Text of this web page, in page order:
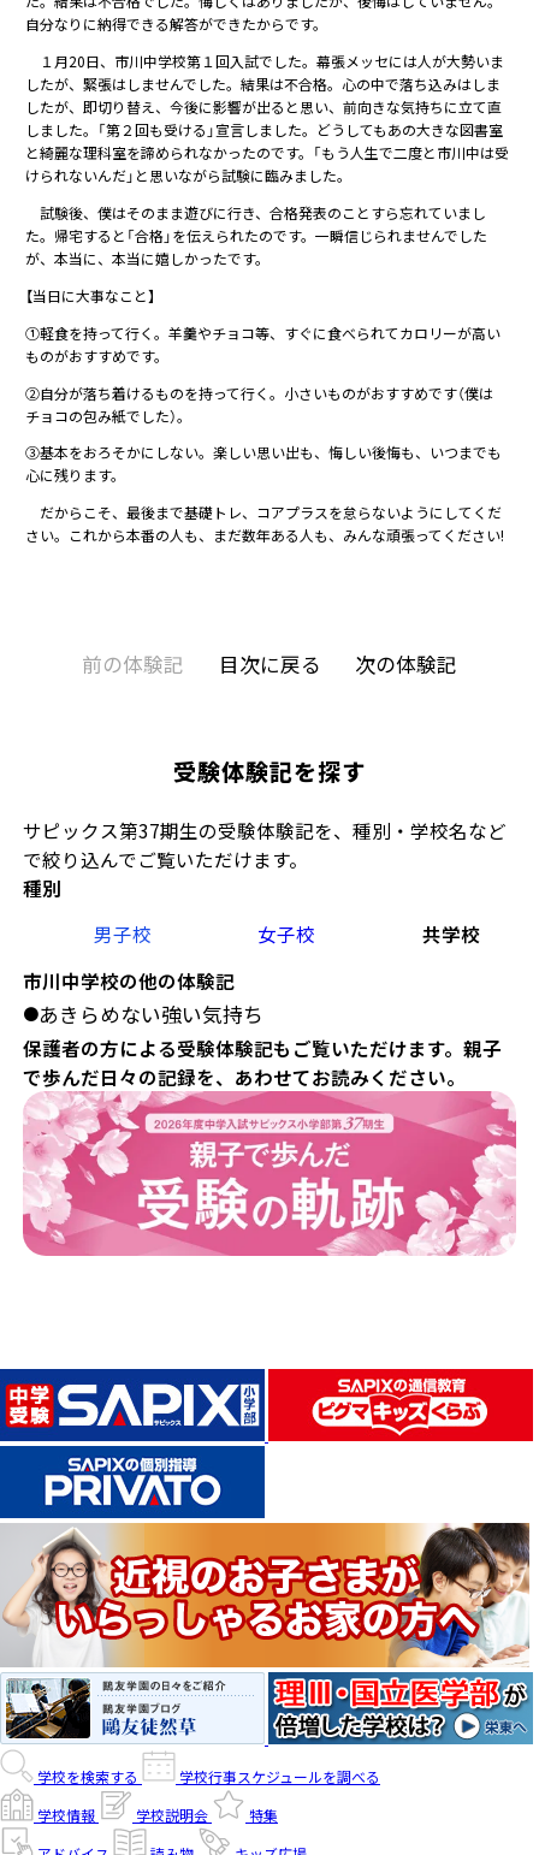
受験体験記を探す
サピックス第37期生の受験体験記を、種別・学校名など
で絞り込んでご覧いただけます。
種別
男子校
女子校
共学校
市川中学校の他の体験記
●あきらめない強い気持ち
保護者の方による受験体験記もご覧いただけます。親子
で歩んだ日々の記録を、あわせてお読みください。
自分なりに納得できる解答ができたからです。
１月20日、市川中学校第１回入試でした。幕張メッセには人が大勢いま
したが、緊張はしませんでした。結果は不合格。心の中で落ち込みはしま
したが、即切り替え、今後に影響が出ると思い、前向きな気持ちに立て直
しました。「第２回も受ける」宣言しました。どうしてもあの大きな図書室
と綺麗な理科室を諦められなかったのです。「もう人生で二度と市川中は受
けられないんだ」と思いながら試験に臨みました。
試験後、僕はそのまま遊びに行き、合格発表のことすら忘れていまし
た。帰宅すると「合格」を伝えられたのです。一瞬信じられませんでした
が、本当に、本当に嬉しかったです。
【当日に大事なこと】
①軽食を持って行く。羊羹やチョコ等、すぐに食べられてカロリーが高い
ものがおすすめです。
②自分が落ち着けるものを持って行く。小さいものがおすすめです（僕は
チョコの包み紙でした）。
③基本をおろそかにしない。楽しい思い出も、悔しい後悔も、いつまでも
心に残ります。
だからこそ、最後まで基礎トレ、コアプラスを怠らないようにしてくだ
さい。これから本番の人も、まだ数年ある人も、みんな頑張ってください!
前の体験記 目次に戻る 次の体験記
学校を検索する
学校行事スケジュールを調べる
学校情報
学校説明会
特集